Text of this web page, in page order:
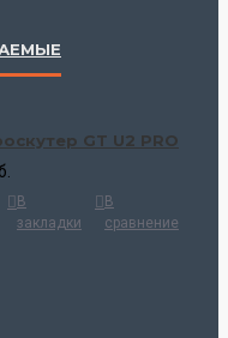
GT U2 PRO
В
закладки
В
сравнение